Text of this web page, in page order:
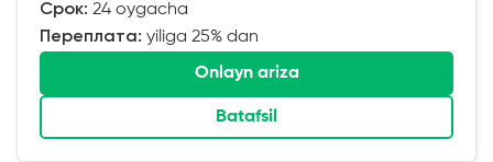
Срок: 24 oygacha
Переплата: yiliga 25% dan
Onlayn ariza
Batafsil